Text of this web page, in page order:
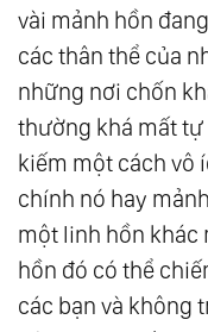
vài mảnh hồn
các thân thể của
những nơi chốn
thường khá mất
kiếm một cách vô
chính nó hay
một linh hồn khác
hồn đó có thể
các bạn và không